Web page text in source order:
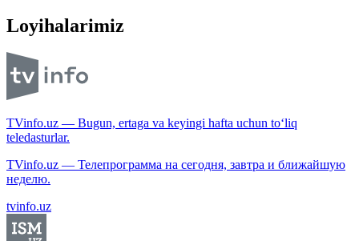
Loyihalarimiz
TVinfo.uz — Bugun, ertaga va keyingi hafta uchun to‘liq
teledasturlar.
TVinfo.uz — Телепрограмма на сегодня, завтра и ближайшую
неделю.
tvinfo.uz